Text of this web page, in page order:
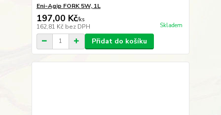
Eni-Agip FORK 5W, 1L
197,00 Kč/ks
162,81 Kč bez DPH Skladem
Přidat do košíku